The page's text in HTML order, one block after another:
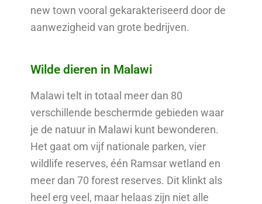
new town vooral gekarakteriseerd door de
aanwezigheid van grote bedrijven.
Wilde dieren in Malawi
Malawi telt in totaal meer dan 80
verschillende beschermde gebieden waar
je de natuur in Malawi kunt bewonderen.
Het gaat om vijf nationale parken, vier
wildlife reserves, één Ramsar wetland en
meer dan 70 forest reserves. Dit klinkt als
heel erg veel, maar helaas zijn niet alle